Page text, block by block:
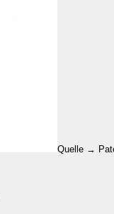
Quelle →